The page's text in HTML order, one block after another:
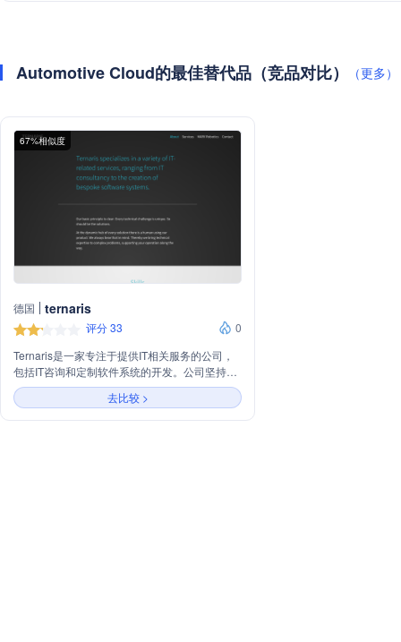
Automotive Cloud的最佳替代品（竞品对比） （更多）
67%相似度
德国 ternaris
评分 33
0
Ternaris是一家专注于提供IT相关服务的公司，
包括IT咨询和定制软件系统的开发。公司坚持每
个技术挑战都是独特的，因此提供的解决方案也
应该是独特的。Ternaris在健康护理、科学研
究、汽车和农业等多个领域提供创新和可靠的解
去比较 >